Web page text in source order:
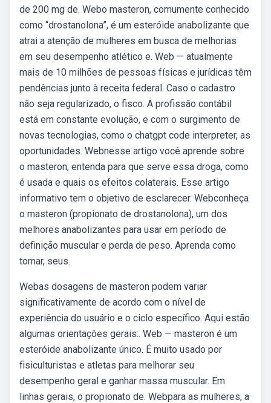
de 200 mg de. Webo masteron, comumente conhecido
como “drostanolona”, é um esteróide anabolizante que
atrai a atenção de mulheres em busca de melhorias
em seu desempenho atlético e. Web — atualmente
mais de 10 milhões de pessoas físicas e jurídicas têm
pendências junto à receita federal. Caso o cadastro
não seja regularizado, o fisco. A profissão contábil
está em constante evolução, e com o surgimento de
novas tecnologias, como o chatgpt code interpreter, as
oportunidades. Webnesse artigo você aprende sobre
o masteron, entenda para que serve essa droga, como
é usada e quais os efeitos colaterais. Esse artigo
informativo tem o objetivo de esclarecer. Webconheça
o masteron (propionato de drostanolona), um dos
melhores anabolizantes para usar em período de
definição muscular e perda de peso. Aprenda como
tomar, seus.
Webas dosagens de masteron podem variar
significativamente de acordo com o nível de
experiência do usuário e o ciclo específico. Aqui estão
algumas orientações gerais:. Web — masteron é um
esteróide anabolizante único. É muito usado por
fisiculturistas e atletas para melhorar seu
desempenho geral e ganhar massa muscular. Em
linhas gerais, o propionato de. Webpara as mulheres, a